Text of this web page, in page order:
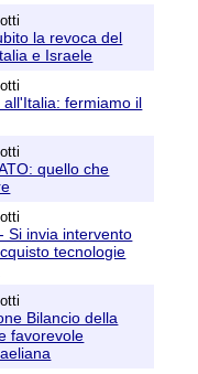
la revoca del
e Israele
fermiamo il
quello che
Si invia intervento
tecnologie
Bilancio della
favorevole